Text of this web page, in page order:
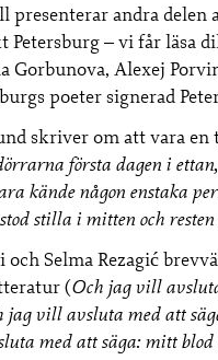
presenterar andra delen
Petersburg – vi får läsa
Gorbunova, Alexej
poeter signerad
skriver om att vara en
första dagen i
kände någon enstaka
stilla i mitten och
Selma Rezagić
(Och jag vill
jag vill avsluta med att
med att säga: mitt